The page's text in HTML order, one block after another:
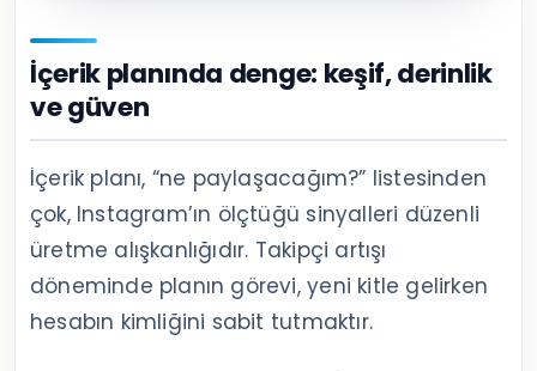
İçerik planında denge: keşif, derinlik
ve güven
İçerik planı, “ne paylaşacağım?” listesinden
çok, Instagram’ın ölçtüğü sinyalleri düzenli
üretme alışkanlığıdır. Takipçi artışı
döneminde planın görevi, yeni kitle gelirken
hesabın kimliğini sabit tutmaktır.